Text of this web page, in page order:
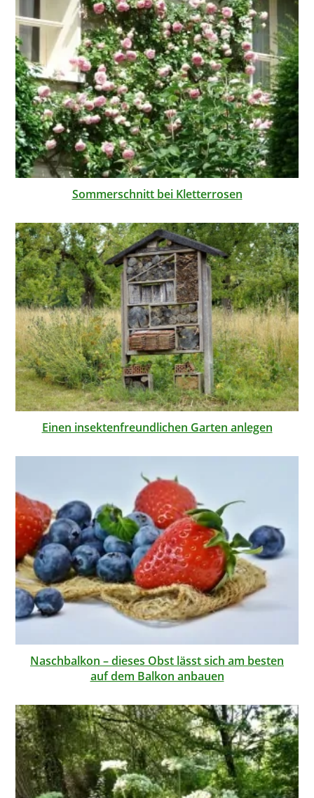
Sommerschnitt bei Kletterrosen
Einen insektenfreundlichen Garten anlegen
Naschbalkon – dieses Obst lässt sich am besten
auf dem Balkon anbauen